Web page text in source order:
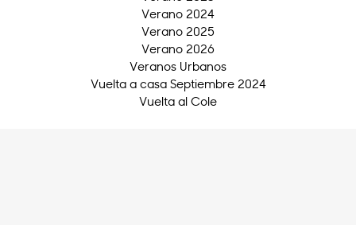
Verano 2024
Verano 2025
Verano 2026
Veranos Urbanos
Vuelta a casa Septiembre 2024
Vuelta al Cole